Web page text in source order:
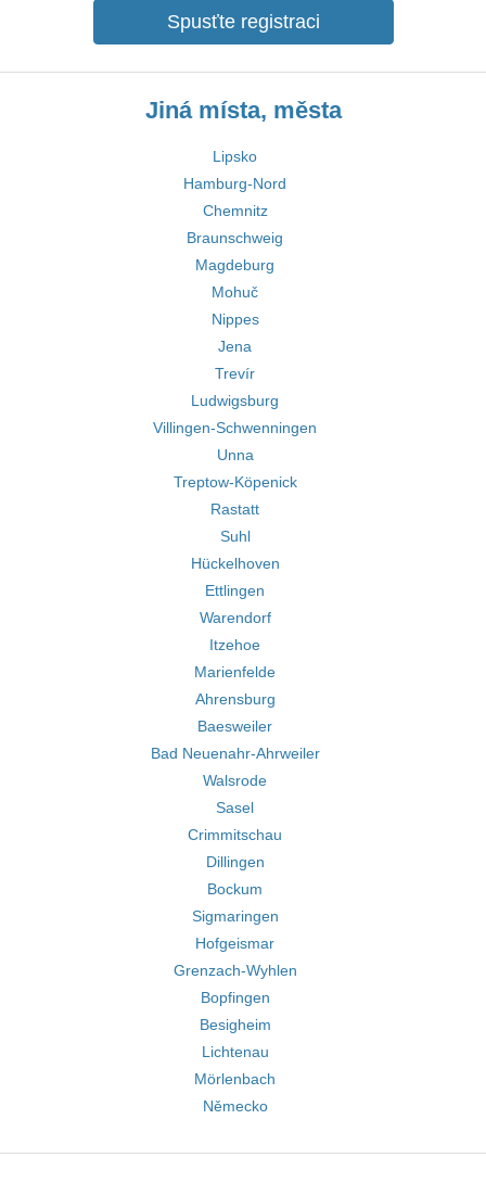
Spusťte registraci
Jiná místa, města
Lipsko
Hamburg-Nord
Chemnitz
Braunschweig
Magdeburg
Mohuč
Nippes
Jena
Trevír
Ludwigsburg
Villingen-Schwenningen
Unna
Treptow-Köpenick
Rastatt
Suhl
Hückelhoven
Ettlingen
Warendorf
Itzehoe
Marienfelde
Ahrensburg
Baesweiler
Bad Neuenahr-Ahrweiler
Walsrode
Sasel
Crimmitschau
Dillingen
Bockum
Sigmaringen
Hofgeismar
Grenzach-Wyhlen
Bopfingen
Besigheim
Lichtenau
Mörlenbach
Německo